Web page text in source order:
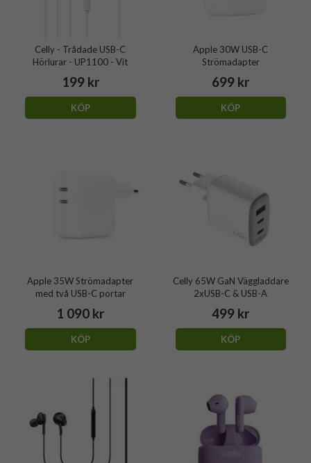
Celly - Trådade USB-C
Hörlurar - UP1100 - Vit
199 kr
KÖP
Apple 30W USB-C
Strömadapter
699 kr
KÖP
Apple 35W Strömadapter
med två USB-C portar
1 090 kr
KÖP
Celly 65W GaN Väggladdare
2xUSB-C & USB-A
499 kr
KÖP